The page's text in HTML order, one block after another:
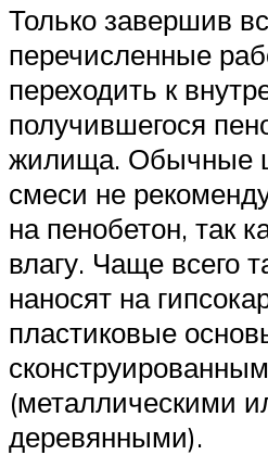
Только завершив
перечисленные
переходить к
получившегося
жилища. Обычные
смеси не
на пенобетон, так
влагу. Чаще всего
наносят на
пластиковые
(металлическими
деревянными).